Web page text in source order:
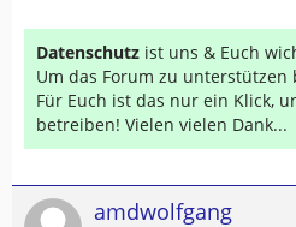
Datenschutz ist uns & Euch
Um das Forum zu
Für Euch ist das nur ein Klick,
betreiben! Vielen vielen Dank...
amdwolfgang